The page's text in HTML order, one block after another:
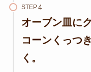
STEP
オーブン皿に
コーンくっつ
く 。